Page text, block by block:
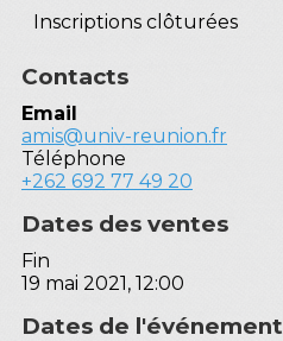
Inscriptions clôturées
Contacts
Email
amis@univ-reunion.fr
Téléphone
+262 692 77 49 20
Dates des ventes
Fin
19 mai 2021, 12:00
Dates de l'événement